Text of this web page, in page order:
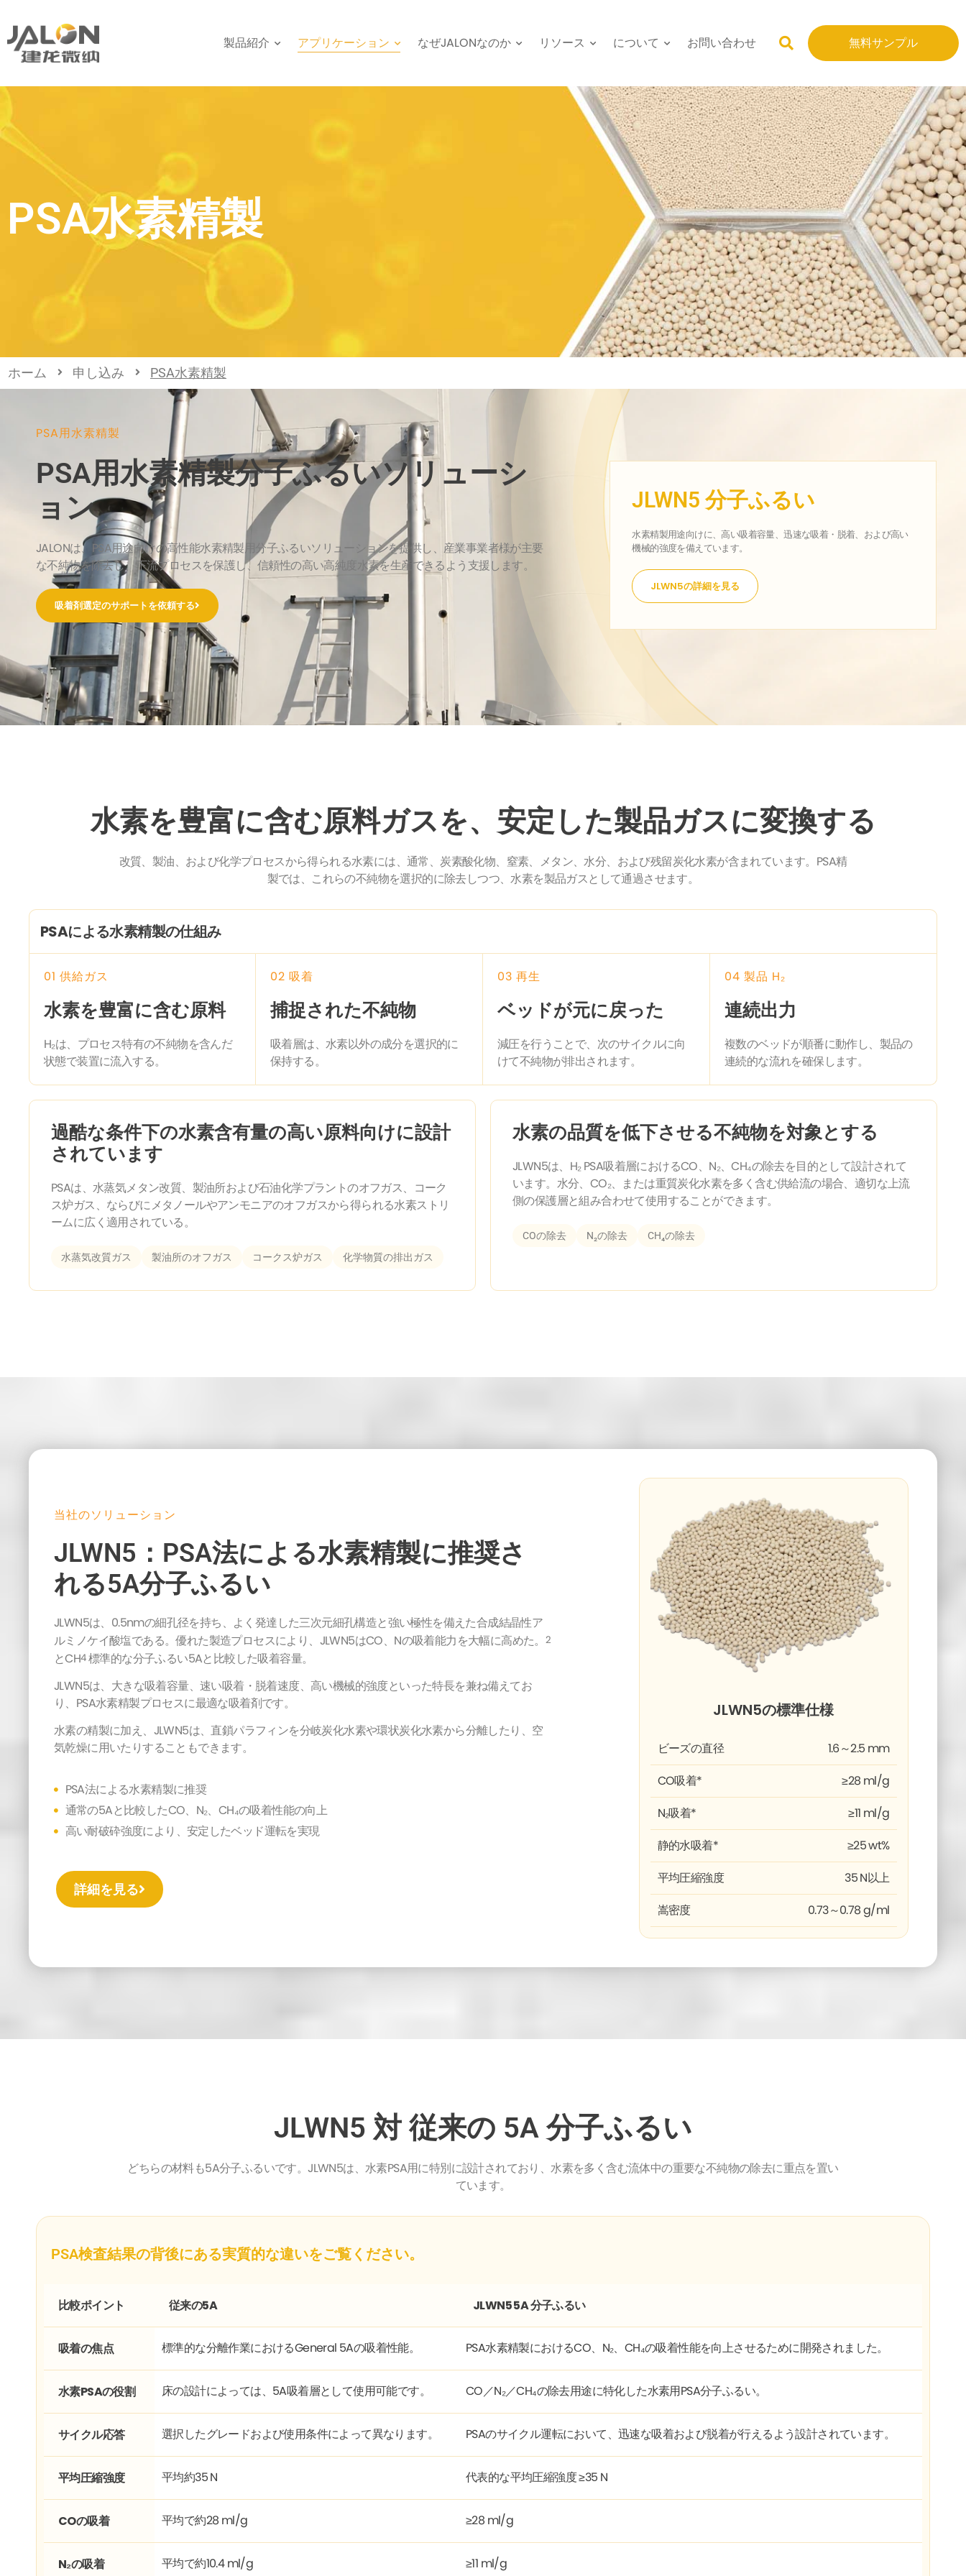
製品紹介 アプリケーション なぜJALONなのか リソース について お問い合わせ 無料サンプル
PSA水素精製
ホーム 申し込み PSA水素精製
PSA用水素精製
PSA用水素精製分子ふるいソリューシ
ョン
JALONは、PSA用途向けの高性能水素精製用分子ふるいソリューションを提供し、産業事業者様が主要
な不純物を除去し、下流プロセスを保護し、信頼性の高い高純度水素を生産できるよう支援します。
吸着剤選定のサポートを依頼する
JLWN5 分子ふるい
水素精製用途向けに、高い吸着容量、迅速な吸着・脱着、および高い
機械的強度を備えています。
JLWN5の詳細を見る
水素を豊富に含む原料ガスを、安定した製品ガスに変換する
改質、製油、および化学プロセスから得られる水素には、通常、炭素酸化物、窒素、メタン、水分、および残留炭化水素が含まれています。PSA精
製では、これらの不純物を選択的に除去しつつ、水素を製品ガスとして通過させます。
PSAによる水素精製の仕組み
01 供給ガス
水素を豊富に含む原料
H₂は、プロセス特有の不純物を含んだ
状態で装置に流入する。
02 吸着
捕捉された不純物
吸着層は、水素以外の成分を選択的に
保持する。
03 再生
ベッドが元に戻った
減圧を行うことで、次のサイクルに向
けて不純物が排出されます。
04 製品 H₂
連続出力
複数のベッドが順番に動作し、製品の
連続的な流れを確保します。
過酷な条件下の水素含有量の高い原料向けに設計
されています
PSAは、水蒸気メタン改質、製油所および石油化学プラントのオフガス、コーク
ス炉ガス、ならびにメタノールやアンモニアのオフガスから得られる水素ストリ
ームに広く適用されている。
水蒸気改質ガス 製油所のオフガス コークス炉ガス 化学物質の排出ガス
水素の品質を低下させる不純物を対象とする
JLWN5は、H₂ PSA吸着層におけるCO、N₂、CH₄の除去を目的として設計されて
います。水分、CO₂、または重質炭化水素を多く含む供給流の場合、適切な上流
側の保護層と組み合わせて使用することができます。
COの除去 N₂の除去 CH₄の除去
当社のソリューション
JLWN5：PSA法による水素精製に推奨さ
れる5A分子ふるい
JLWN5は、0.5nmの細孔径を持ち、よく発達した三次元細孔構造と強い極性を備えた合成結晶性ア
ルミノケイ酸塩である。優れた製造プロセスにより、JLWN5はCO、Nの吸着能力を大幅に高めた。 2
とCH4標準的な分子ふるい5Aと比較した吸着容量。
JLWN5は、大きな吸着容量、速い吸着・脱着速度、高い機械的強度といった特長を兼ね備えてお
り、PSA水素精製プロセスに最適な吸着剤です。
水素の精製に加え、JLWN5は、直鎖パラフィンを分岐炭化水素や環状炭化水素から分離したり、空
気乾燥に用いたりすることもできます。
PSA法による水素精製に推奨
通常の5Aと比較したCO、N₂、CH₄の吸着性能の向上
高い耐破砕強度により、安定したベッド運転を実現
詳細を見る
JLWN5の標準仕様
ビーズの直径
1.6～2.5 mm
CO吸着*
≥28 ml/g
N₂吸着*
≥11 ml/g
静的水吸着*
≥25 wt%
平均圧縮強度
35 N以上
嵩密度
0.73～0.78 g/ml
JLWN5 対 従来の 5A 分子ふるい
どちらの材料も5A分子ふるいです。JLWN5は、水素PSA用に特別に設計されており、水素を多く含む流体中の重要な不純物の除去に重点を置い
ています。
PSA検査結果の背後にある実質的な違いをご覧ください。
比較ポイント 従来の5A JLWN5 5A 分子ふるい
吸着の焦点 標準的な分離作業におけるGeneral 5Aの吸着性能。 PSA水素精製におけるCO、N₂、CH₄の吸着性能を向上させるために開発されました。
水素PSAの役割 床の設計によっては、5A吸着層として使用可能です。 CO／N₂／CH₄の除去用途に特化した水素用PSA分子ふるい。
サイクル応答 選択したグレードおよび使用条件によって異なります。 PSAのサイクル運転において、迅速な吸着および脱着が行えるよう設計されています。
平均圧縮強度 平均約35 N 代表的な平均圧縮強度 ≥35 N
COの吸着 平均で約28 ml/g ≥28 ml/g
N₂の吸着 平均で約10.4 ml/g ≥11 ml/g